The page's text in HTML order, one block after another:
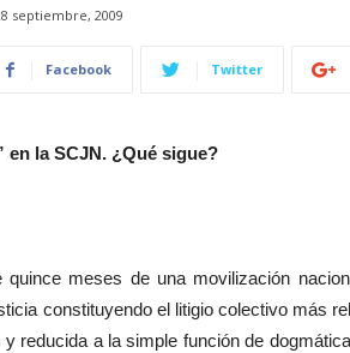
septiembre, 2009
Facebook Twitter
en la SCJN. ¿Qué sigue?
meses de una movilización
constituyendo el litigio colectivo más
reducida a la simple función de